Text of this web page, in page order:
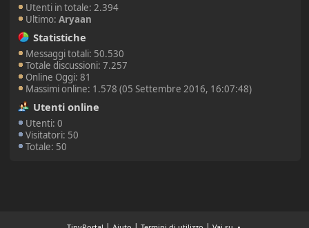
Utenti in totale: 2.394
Ultimo:Aryaan
Statistiche
Messaggi totali: 50.530
Totale discussioni: 7.257
Online Oggi: 81
Massimi online: 1.578 (05 Settembre 2016, 16:07:48)
Utenti online
Utenti: 0
Visitatori: 50
Totale: 50